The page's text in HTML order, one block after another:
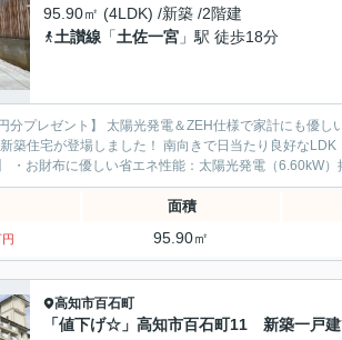
95.90㎡ (4LDK) /新築 /2階建
土讃線 「土佐一宮 」駅 徒歩18分
代に嬉しい好立地物件です♪ 高知市一宮中町に、暮
築住宅が登場しました！ 南向きで日当たり良好な
ント】 ・お財布に優しい省エネ性能：太陽光発電（6.60kW
面積
95.90㎡
高知市百石町
「値下げ☆」高知市百石町11 新築一戸